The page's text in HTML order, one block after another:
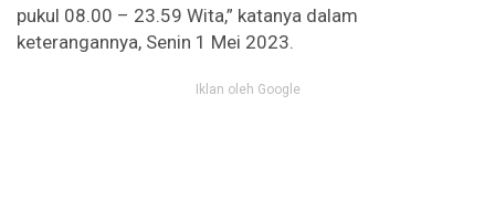
pukul 08.00 – 23.59 Wita,” katanya dalam
keterangannya, Senin 1 Mei 2023.
Iklan oleh Google